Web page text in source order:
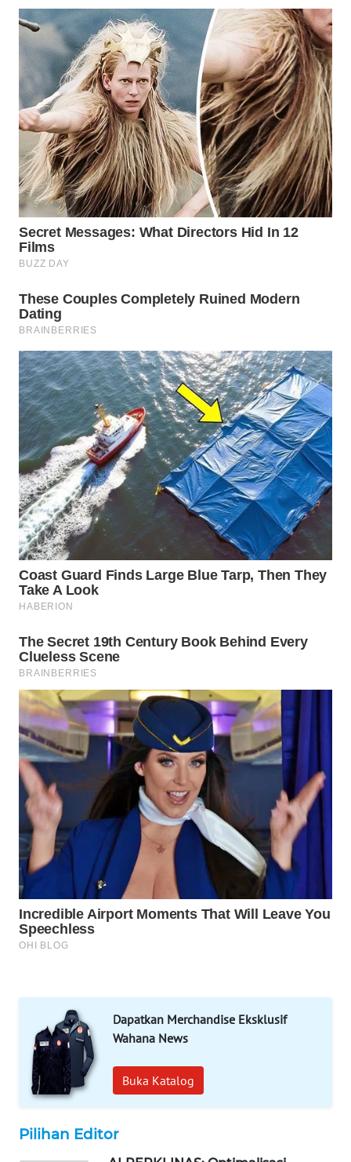
Dapatkan Merchandise Eksklusif
Wahana News
Buka Katalog
Pilihan Editor
CO ID
WAHANANEWS
NET
WAHANA
SPORT
WAHANA
UMKM
WAHANA
SELEB
WAHANA
PERSONA
WAHANA
OTOMOTIF
WAHANA
HEALTH
WAHANA
DESA
WISATA
LAPAK
WAHANA
Wahana
Network
KONSUMEN
LISTRIK
MASYARAKAT
KELISTRIKAN
WALINKI
ID
MAWAKA
ID
MARTABAT
NET
PLN
LPKKI
LKKI
KOPEKLIN